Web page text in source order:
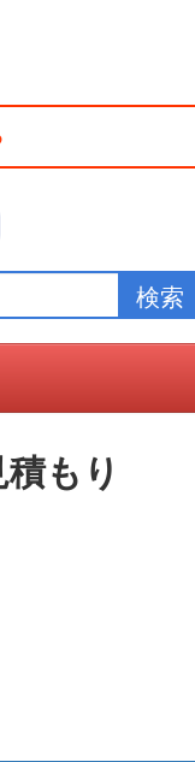
もり